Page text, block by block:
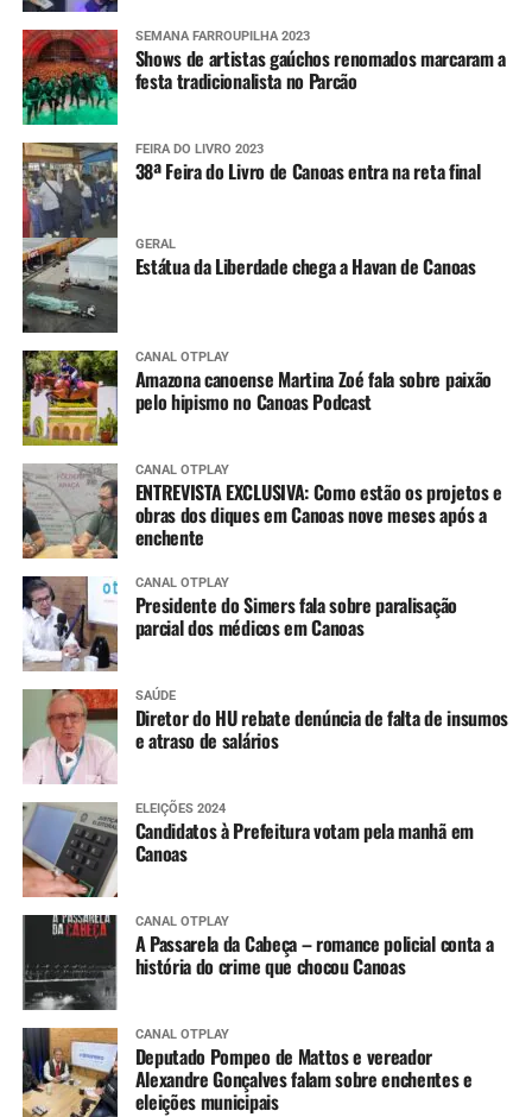
SEMANA FARROUPILHA 2023
Shows de artistas gaúchos renomados marcaram a
festa tradicionalista no Parcão
FEIRA DO LIVRO 2023
38ª Feira do Livro de Canoas entra na reta final
GERAL
Estátua da Liberdade chega a Havan de Canoas
CANAL OTPLAY
Amazona canoense Martina Zoé fala sobre paixão
pelo hipismo no Canoas Podcast
CANAL OTPLAY
ENTREVISTA EXCLUSIVA: Como estão os projetos e
obras dos diques em Canoas nove meses após a
enchente
CANAL OTPLAY
Presidente do Simers fala sobre paralisação
parcial dos médicos em Canoas
SAÚDE
Diretor do HU rebate denúncia de falta de insumos
e atraso de salários
ELEIÇÕES 2024
Candidatos à Prefeitura votam pela manhã em
Canoas
CANAL OTPLAY
A Passarela da Cabeça – romance policial conta a
história do crime que chocou Canoas
CANAL OTPLAY
Deputado Pompeo de Mattos e vereador
Alexandre Gonçalves falam sobre enchentes e
eleições municipais